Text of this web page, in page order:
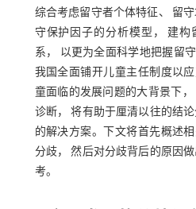
综合考虑留守者个体特征、 留
守保护因子的分析模型， 建构
系， 以更为全面科学地把握留
我国全面铺开儿童主任制度以
童面临的发展问题的大背景下
诊断， 将有助于厘清以往的结
的解决方案。下文将首先概述
分歧， 然后对分歧背后的原因
考。